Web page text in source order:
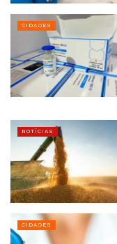
CIDADES
NOTÍCIAS
CIDADES